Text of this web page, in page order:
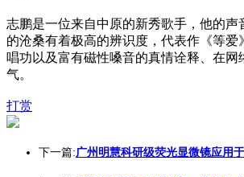
志鹏是一位来自中原的新秀歌手，他的声
的沧桑有着极高的辨识度，代表作《等爱
唱功以及富有磁性嗓音的真情诠释、在网
气。
打赏
下一篇:广州明慧科研级荧光显微镜应用